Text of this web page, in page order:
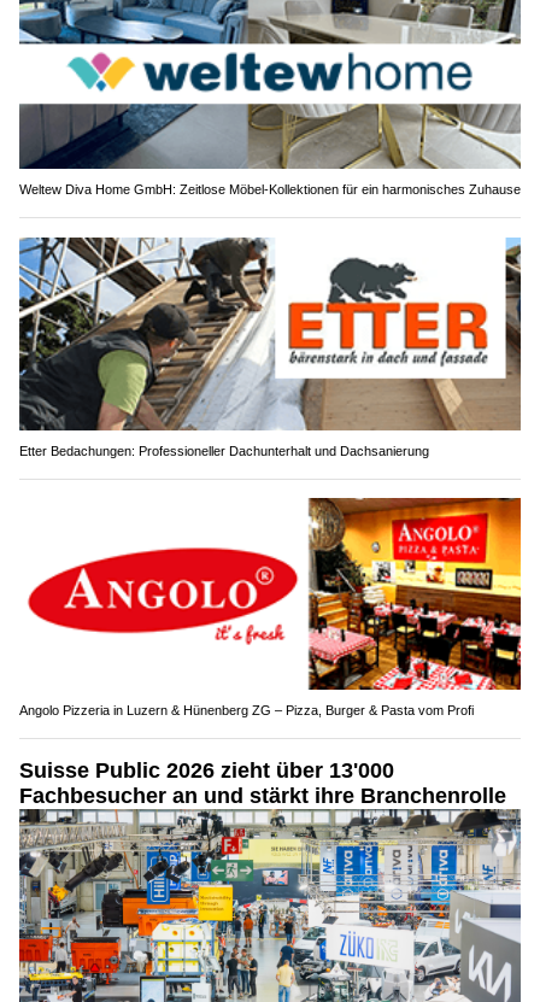
Weltew Diva Home GmbH: Zeitlose Möbel-Kollektionen für ein harmonisches Zuhause
Etter Bedachungen: Professioneller Dachunterhalt und Dachsanierung
Angolo Pizzeria in Luzern & Hünenberg ZG – Pizza, Burger & Pasta vom Profi
Suisse Public 2026 zieht über 13'000
Fachbesucher an und stärkt ihre Branchenrolle